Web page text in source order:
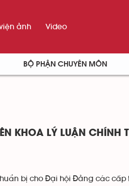
ảnh Video
BỘ PHẬN CHUYÊN MÔN
KHOA LÝ LUẬN CHÍNH
bị cho Đại hội Đảng các